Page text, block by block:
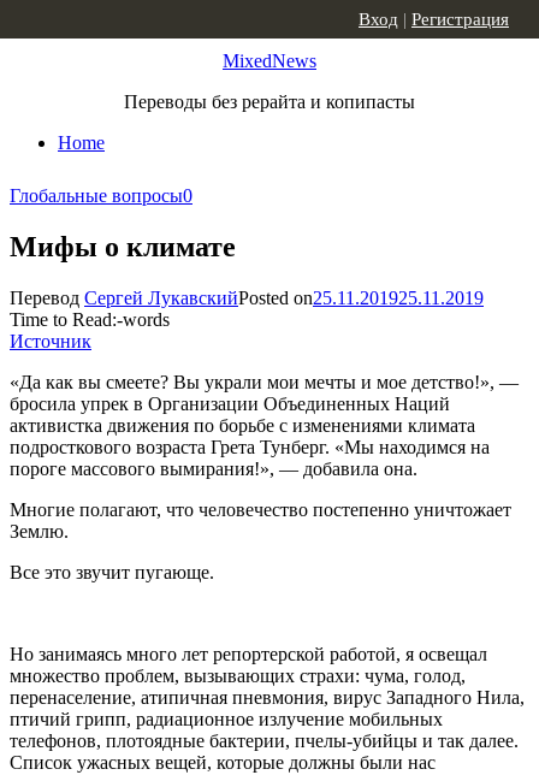
MixedNews
Переводы без рерайта и копипасты
Home
Вход | Регистрация
Глобальные вопросы0
Мифы о климате
Перевод Сергей ЛукавскийPosted on25.11.201925.11.2019
Time to Read:-words
Источник
«Да как вы смеете? Вы украли мои мечты и мое детство!», —
бросила упрек в Организации Объединенных Наций
активистка движения по борьбе с изменениями климата
подросткового возраста Грета Тунберг. «Мы находимся на
пороге массового вымирания!», — добавила она.
Многие полагают, что человечество постепенно уничтожает
Землю.
Все это звучит пугающе.
Но занимаясь много лет репортерской работой, я освещал
множество проблем, вызывающих страхи: чума, голод,
перенаселение, атипичная пневмония, вирус Западного Нила,
птичий грипп, радиационное излучение мобильных
телефонов, плотоядные бактерии, пчелы-убийцы и так далее.
Список ужасных вещей, которые должны были нас